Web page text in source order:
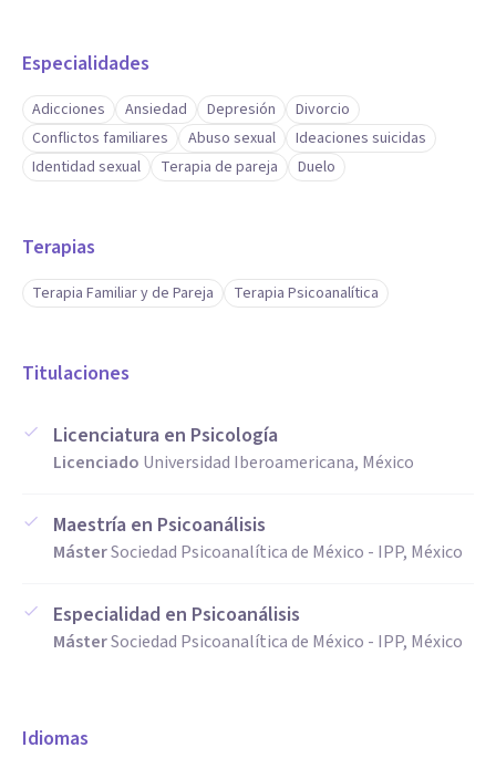
Especialidades
Adicciones Ansiedad Depresión
Divorcio
Conflictos familiares
Abuso sexual
Ideaciones suicidas
Identidad sexual
Terapia de pareja Duelo
Terapias
Terapia Familiar y de Pareja Terapia Psicoanalítica
Titulaciones
Licenciatura en Psicología
Licenciado Universidad Iberoamericana, México
Maestría en Psicoanálisis
MásterSociedad Psicoanalítica de México - IPP, México
Especialidad en Psicoanálisis
MásterSociedad Psicoanalítica de México - IPP, México
Idiomas